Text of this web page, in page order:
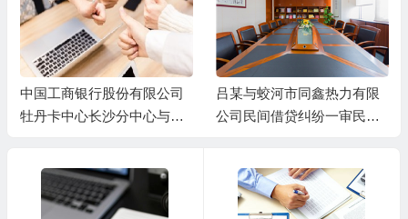
中国工商银行股份有限公司
牡丹卡中心长沙分中心与谷
吕某与蛟河市同鑫热力有限
公司民间借贷纠纷一审民事